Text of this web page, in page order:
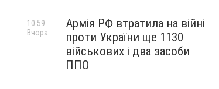
Армія РФ втратила на війні
проти України ще 1130
військових і два засоби
ППО
10:59
Вчора